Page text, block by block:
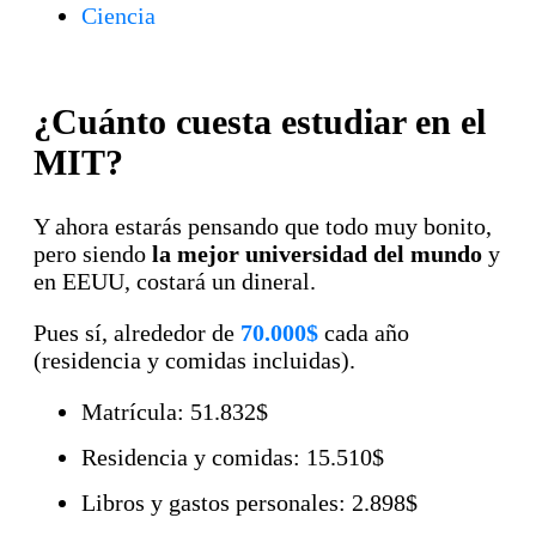
Ciencia
¿Cuánto cuesta estudiar en el
MIT?
Y ahora estarás pensando que todo muy bonito,
pero siendo la mejor universidad del mundo y
en EEUU, costará un dineral.
Pues sí, alrededor de 70.000$ cada año
(residencia y comidas incluidas).
Matrícula: 51.832$
Residencia y comidas: 15.510$
Libros y gastos personales: 2.898$